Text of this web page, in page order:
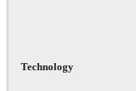
Technology